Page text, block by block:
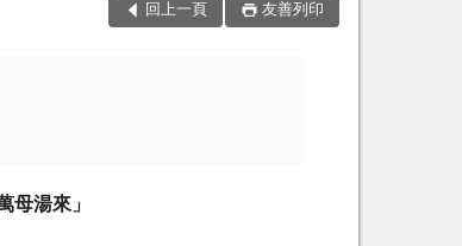
回上一頁 友善列印
母湯來」